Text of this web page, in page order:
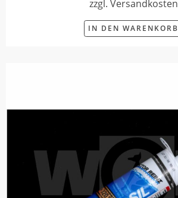
zzgl. Versandkosten
IN DEN WARENKORB